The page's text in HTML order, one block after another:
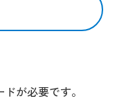
が必要です。